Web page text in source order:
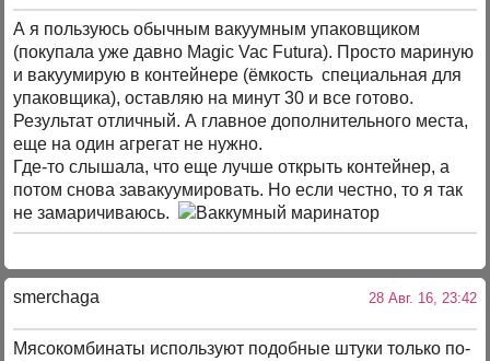
А я пользуюсь обычным вакуумным упаковщиком
(покупала уже давно Magic Vac Futura). Просто мариную
и вакуумирую в контейнере (ёмкость специальная для
упаковщика), оставляю на минут 30 и все готово.
Результат отличный. А главное дополнительного места,
еще на один агрегат не нужно.
Где-то слышала, что еще лучше открыть контейнер, а
потом снова завакуумировать. Но если честно, то я так
не замаричиваюсь.
smerchaga 28 Авг. 16, 23:42
Мясокомбинаты используют подобные штуки только по-